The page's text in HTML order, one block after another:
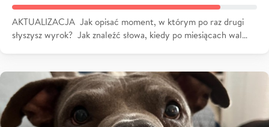
AKTUALIZACJA Jak opisać moment, w którym po raz drugi
słyszysz wyrok? Jak znaleźć słowa, kiedy po miesiącach wal…